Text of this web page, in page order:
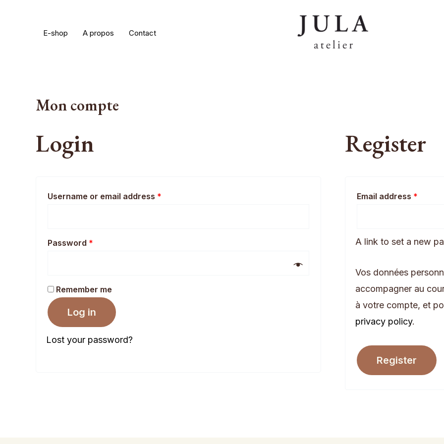
E-shop A propos Contact
Mon compte
Login
Username or email address *
Password *
Remember me
Log in
Lost your password?
Register
Email address *
A link to set a new
Vos données
accompagner au
à votre compte, et
privacy policy.
Register